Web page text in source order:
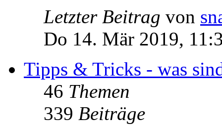
Letzter Beitrag von
Do 14. Mär 2019,
Tipps & Tricks - was
46 Themen
339 Beiträge